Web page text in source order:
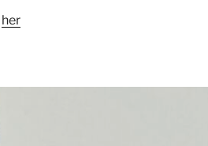
her